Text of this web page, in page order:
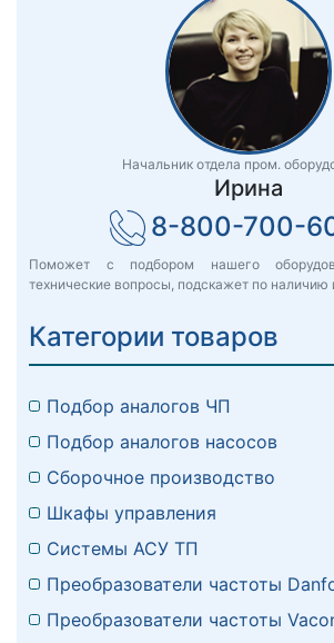
Начальник отдела пром.
Ирина
8-800-700-
Поможет с подбором нашего
технические вопросы, подскажет по наличию
Категории товаров
Подбор аналогов ЧП
Подбор аналогов насосов
Сборочное производство
Шкафы управления
Системы АСУ ТП
Преобразователи частоты
Преобразователи частоты